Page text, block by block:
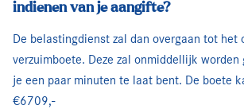
indienen van je aangifte?
De belastingdienst zal dan overgaan tot het
verzuimboete. Deze zal onmiddellijk worden
je een paar minuten te laat bent. De boete
€6709,-